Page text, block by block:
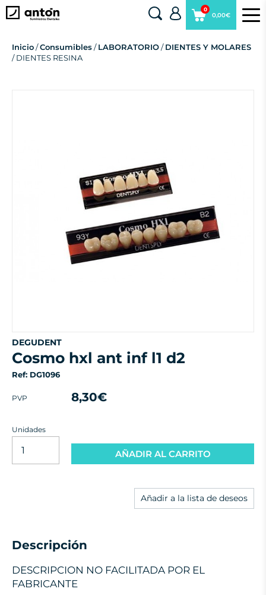
0,00€
0
Inicio/Consumibles/LABORATORIO/DIENTES Y MOLARES
/ DIENTES RESINA
DEGUDENT
cosmo hxl ant inf l1 d2
Ref: DG1096
PVP 8,30€
Unidades
AÑADIR AL CARRITO
Añadir a la lista de deseos
Descripción
DESCRIPCION NO FACILITADA POR EL
FABRICANTE